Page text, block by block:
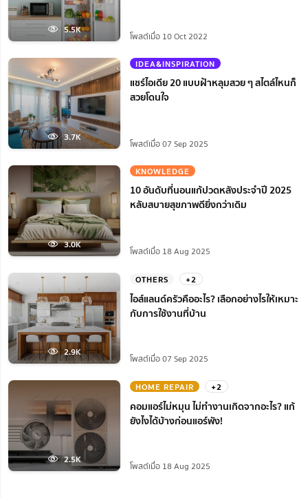
5.5K
โพสต์เมื่อ 10 Oct 2022
3.7K
IDEA&INSPIRATION
แชร์ไอเดีย 20 แบบฝ้าหลุมสวย ๆ สไตล์ไหนก็
สวยโดนใจ
โพสต์เมื่อ 07 Sep 2025
3.0K
KNOWLEDGE
10 อันดับที่นอนแก้ปวดหลังประจำปี 2025
หลับสบายสุขภาพดียิ่งกว่าเดิม
โพสต์เมื่อ 18 Aug 2025
2.9K
OTHERS +2
ไอส์แลนด์ครัวคืออะไร? เลือกอย่างไรให้เหมาะ
กับการใช้งานที่บ้าน
โพสต์เมื่อ 07 Sep 2025
2.5K
HOME REPAIR +2
คอมแอร์ไม่หมุน ไม่ทํางานเกิดจากอะไร? แก้
ยังไงได้บ้างก่อนแอร์พัง!
โพสต์เมื่อ 18 Aug 2025